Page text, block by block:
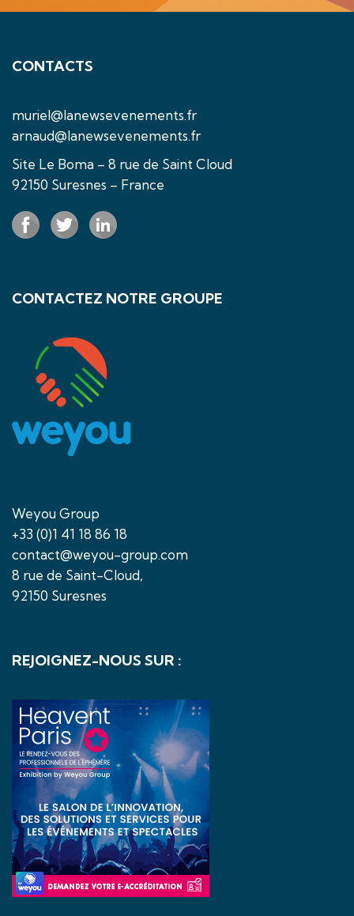
CONTACTS
muriel@lanewsevenements.fr
arnaud@lanewsevenements.fr
Site Le Boma – 8 rue de Saint Cloud
92150 Suresnes – France
CONTACTEZ NOTRE GROUPE
Weyou Group
+33 (0)1 41 18 86 18
contact@weyou-group.com
8 rue de Saint-Cloud,
92150 Suresnes
REJOIGNEZ-NOUS SUR :